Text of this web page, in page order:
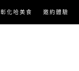
彰化哈美食 邀約體驗